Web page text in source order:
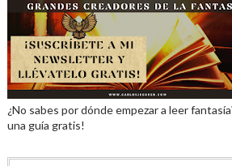
¿No sabes por dónde empezar a leer
una guía gratis!